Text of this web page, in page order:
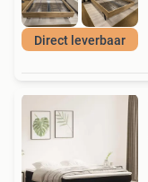
Direct leverbaar